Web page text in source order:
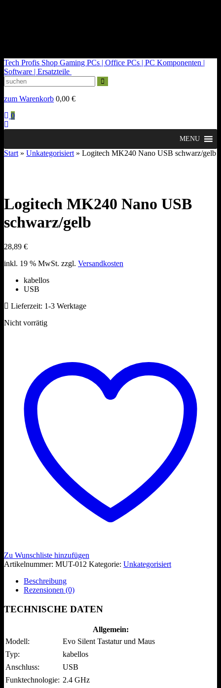
Tech Profis Shop Gaming PCs | Office PCs | PC Komponenten |
Software | Ersatzteile
zum Warenkorb 0,00 €
0
MENU
Start » Unkategorisiert » Logitech MK240 Nano USB schwarz/gelb
Logitech MK240 Nano USB
schwarz/gelb
28,89 €
inkl. 19 % MwSt. zzgl. Versandkosten
kabellos
USB
Lieferzeit: 1-3 Werktage
Nicht vorrätig
Zu Wunschliste hinzufügen
Artikelnummer: MUT-012 Kategorie: Unkategorisiert
Beschreibung
Rezensionen (0)
TECHNISCHE DATEN
Allgemein:
Modell:
Evo Silent Tastatur und Maus
Typ:
kabellos
Anschluss:
USB
Funktechnologie: 2.4 GHz